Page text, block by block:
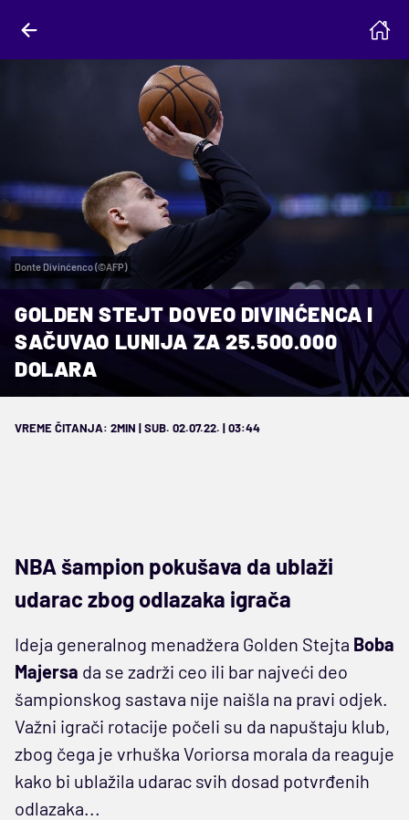
Donte Divinćenco (©AFP)
GOLDEN STEJT DOVEO DIVINĆENCA I
SAČUVAO LUNIJA ZA 25.500.000
DOLARA
VREME ČITANJA: 2MIN | SUB. 02.07.22. | 03:44
NBA šampion pokušava da ublaži
udarac zbog odlazaka igrača
Ideja generalnog menadžera Golden Stejta Boba
Majersa da se zadrži ceo ili bar najveći deo
šampionskog sastava nije naišla na pravi odjek.
Važni igrači rotacije počeli su da napuštaju klub,
zbog čega je vrhuška Voriorsa morala da reaguje
kako bi ublažila udarac svih dosad potvrđenih
odlazaka...